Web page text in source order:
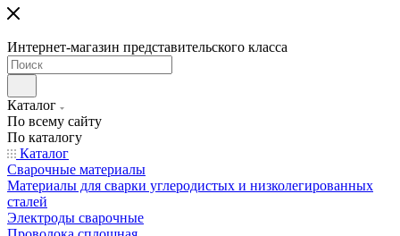
Интернет-магазин представительского класса
Каталог
По всему сайту
По каталогу
Каталог
Сварочные материалы
Материалы для сварки углеродистых и низколегированных
сталей
Электроды сварочные